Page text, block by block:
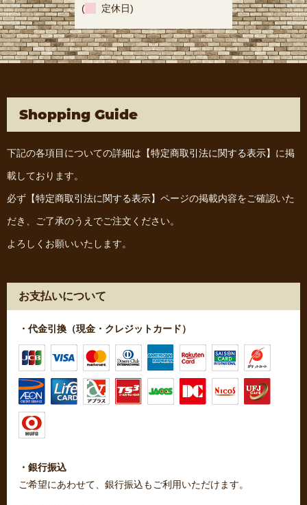
( 定休日)
Shopping Guide
下記の各項目についての詳細は 【特定商取引法に関する表示】 に掲
載しております。
必ず 【特定商取引法に関する表示】 ページの掲載内容をご確認いた
だき、ご了承のうえでご注文ください。
よろしくお願いいたします。
お支払いについて
・代金引換（現金・クレジットカード）
・銀行振込
ご希望にあわせて、銀行振込もご利用いただけます。